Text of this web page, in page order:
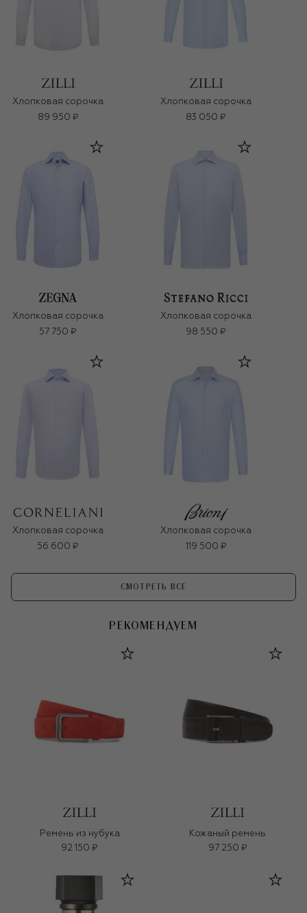
Хлопковая сорочка
89 950 ₽
Хлопковая сорочка
83 050 ₽
Хлопковая сорочка
57 750 ₽
Хлопковая сорочка
98 550 ₽
Хлопковая сорочка
56 600 ₽
Хлопковая сорочка
119 500 ₽
СМОТРЕТЬ ВСЕ
РЕКОМЕНДУЕМ
Ремень из нубука
92 150 ₽
Кожаный ремень
97 250 ₽